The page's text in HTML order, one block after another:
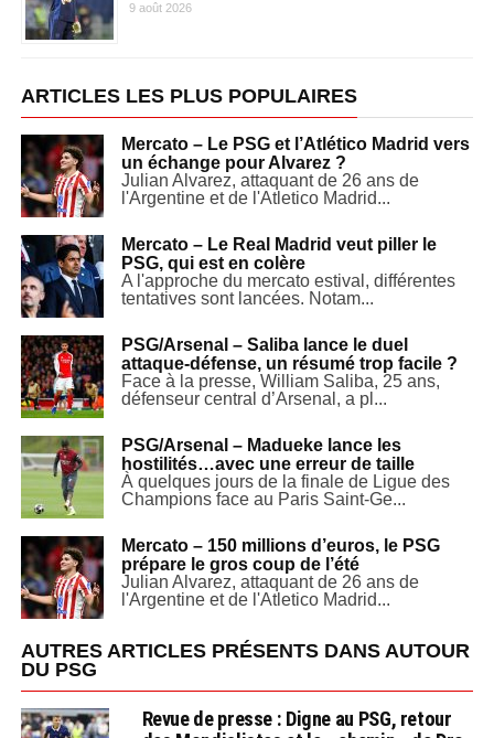
9 août 2026
ARTICLES LES PLUS POPULAIRES
Mercato – Le PSG et l’Atlético Madrid vers
un échange pour Alvarez ?
Julian Alvarez, attaquant de 26 ans de
l'Argentine et de l'Atletico Madrid...
Mercato – Le Real Madrid veut piller le
PSG, qui est en colère
A l'approche du mercato estival, différentes
tentatives sont lancées. Notam...
PSG/Arsenal – Saliba lance le duel
attaque-défense, un résumé trop facile ?
Face à la presse, William Saliba, 25 ans,
défenseur central d’Arsenal, a pl...
PSG/Arsenal – Madueke lance les
hostilités…avec une erreur de taille
À quelques jours de la finale de Ligue des
Champions face au Paris Saint-Ge...
Mercato – 150 millions d’euros, le PSG
prépare le gros coup de l’été
Julian Alvarez, attaquant de 26 ans de
l'Argentine et de l'Atletico Madrid...
AUTRES ARTICLES PRÉSENTS DANS AUTOUR
DU PSG
Revue de presse : Digne au PSG, retour